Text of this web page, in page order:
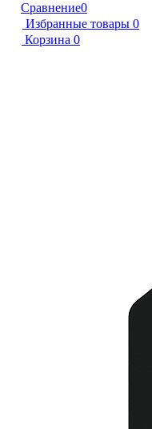
Сравнение0
Избранные товары 0
Корзина 0